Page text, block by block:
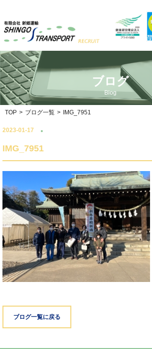
ブログ
Blog
TOP > ブログ一覧 > IMG_7951
2023-01-17
IMG_7951
ブログ一覧に戻る